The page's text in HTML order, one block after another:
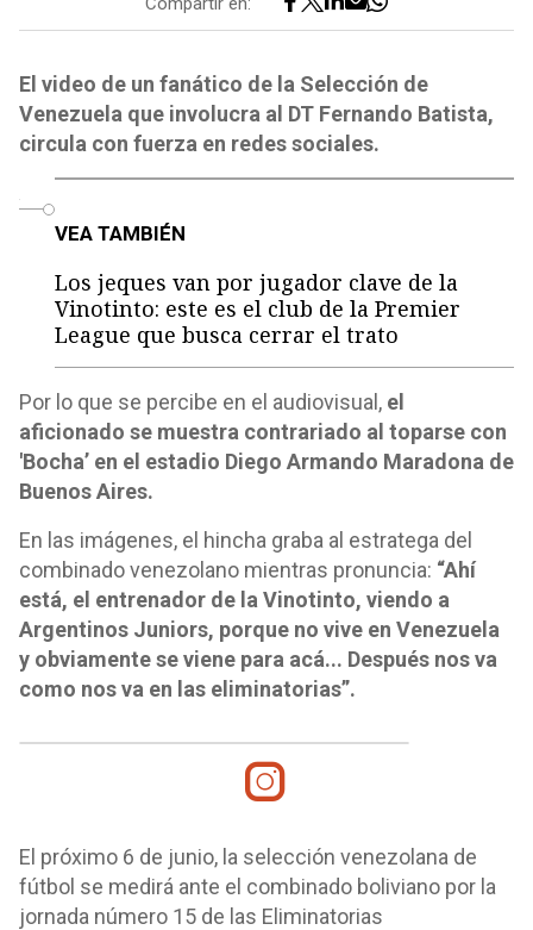
El video de un fanático de la Selección de
Venezuela que involucra al DT Fernando Batista,
circula con fuerza en redes sociales.
VEA TAMBIÉN
Los jeques van por jugador clave de la
Vinotinto: este es el club de la Premier
League que busca cerrar el trato
Por lo que se percibe en el audiovisual, el
aficionado se muestra contrariado al toparse con
'Bocha’ en el estadio Diego Armando Maradona de
Buenos Aires.
En las imágenes, el hincha graba al estratega del
combinado venezolano mientras pronuncia: “Ahí
está, el entrenador de la Vinotinto, viendo a
Argentinos Juniors, porque no vive en Venezuela
y obviamente se viene para acá... Después nos va
como nos va en las eliminatorias”.
El próximo 6 de junio, la selección venezolana de
fútbol se medirá ante el combinado boliviano por la
jornada número 15 de las Eliminatorias